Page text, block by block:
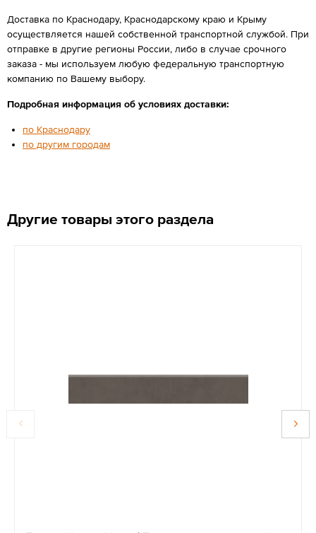
Доставка по Краснодару, Краснодарскому краю и Крыму
осуществляется нашей собственной транспортной службой. При
отправке в другие регионы России, либо в случае срочного
заказа - мы используем любую федеральную транспортную
компанию по Вашему выбору.
Подробная информация об условиях доставки:
по Краснодару
по другим городам
Другие товары этого раздела